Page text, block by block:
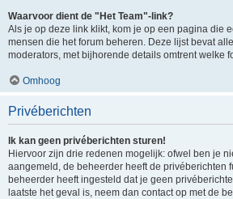
Waarvoor dient de "Het Team"-link?
Als je op deze link klikt, kom je op een pagina die
mensen die het forum beheren. Deze lijst bevat
moderators, met bijhorende details omtrent welke
Omhoog
Privéberichten
Ik kan geen privéberichten sturen!
Hiervoor zijn drie redenen mogelijk: ofwel ben je
aangemeld, de beheerder heeft de privéberichten
beheerder heeft ingesteld dat je geen
laatste het geval is, neem dan contact op met de